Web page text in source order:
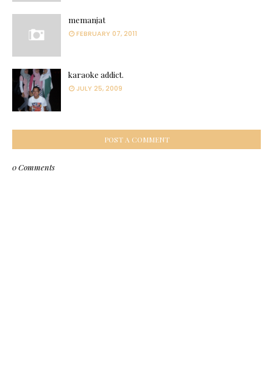
memanjat
FEBRUARY 07, 2011
karaoke addict.
JULY 25, 2009
POST A COMMENT
0 Comments